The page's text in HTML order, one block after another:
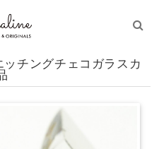
チングチェコガラスカ